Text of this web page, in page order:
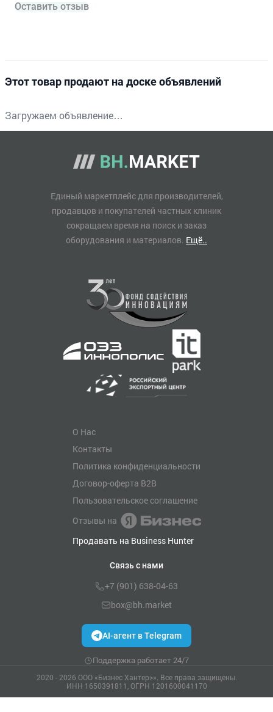
Оставить отзыв
Этот товар продают на доске объявлений
Загружаем объявление…
Единый маркетплейс для производителей,
продавцов и покупателей частных клиник
сокращаем время на поиск и заказ
оборудования и материалов. Ещё..
О Нас
Контакты
Политика конфиденциальности
Договор-оферта B2B
Пользовательское соглашение
Отзывы на
Продавать на Business Hunter
Связь с нами
+7 (901) 638-04-63
box@bh.market
AI-агент в Telegram
Поддержка работает 24/7
2020 - 2026 ООО «Бизнес Хантер>». Все права защищены.
ИНН 1650391811, ОГРН 1201600041170